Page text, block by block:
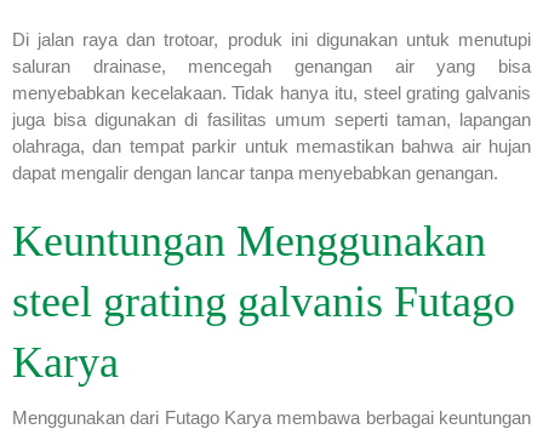
Di jalan raya dan trotoar, produk ini digunakan untuk menutupi
saluran drainase, mencegah genangan air yang bisa
menyebabkan kecelakaan. Tidak hanya itu, steel grating galvanis
juga bisa digunakan di fasilitas umum seperti taman, lapangan
olahraga, dan tempat parkir untuk memastikan bahwa air hujan
dapat mengalir dengan lancar tanpa menyebabkan genangan.
Keuntungan Menggunakan
steel grating galvanis Futago
Karya
Menggunakan dari Futago Karya membawa berbagai keuntungan